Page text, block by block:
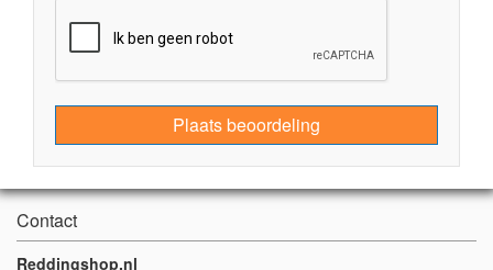
Plaats beoordeling
Contact
Reddingshop.nl